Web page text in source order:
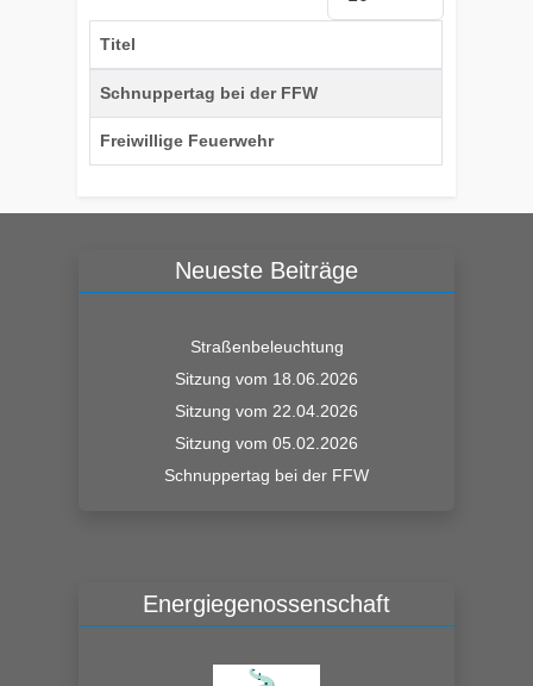
Titel
Schnuppertag bei der FFW
Freiwillige Feuerwehr
Neueste Beiträge
Straßenbeleuchtung
Sitzung vom 18.06.2026
Sitzung vom 22.04.2026
Sitzung vom 05.02.2026
Schnuppertag bei der FFW
Energiegenossenschaft